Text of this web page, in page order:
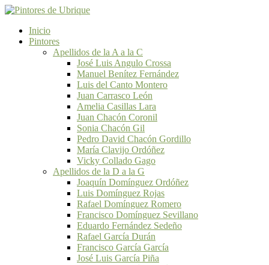
Inicio
Pintores
Apellidos de la A a la C
José Luis Angulo Crossa
Manuel Benítez Fernández
Luis del Canto Montero
Juan Carrasco León
Amelia Casillas Lara
Juan Chacón Coronil
Sonia Chacón Gil
Pedro David Chacón Gordillo
María Clavijo Ordóñez
Vicky Collado Gago
Apellidos de la D a la G
Joaquín Domínguez Ordóñez
Luis Domínguez Rojas
Rafael Domínguez Romero
Francisco Domínguez Sevillano
Eduardo Fernández Sedeño
Rafael García Durán
Francisco García García
José Luis García Piña